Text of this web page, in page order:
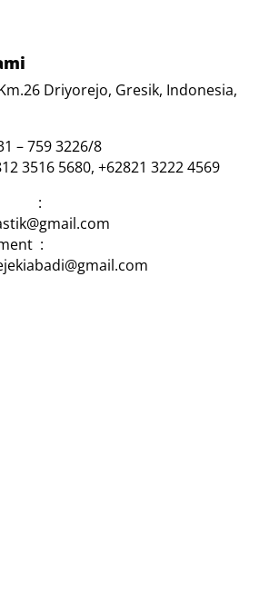
Driyorejo, Gresik, Indonesia,
– 759 3226/8
5680, +62821 3222 4569
:
: